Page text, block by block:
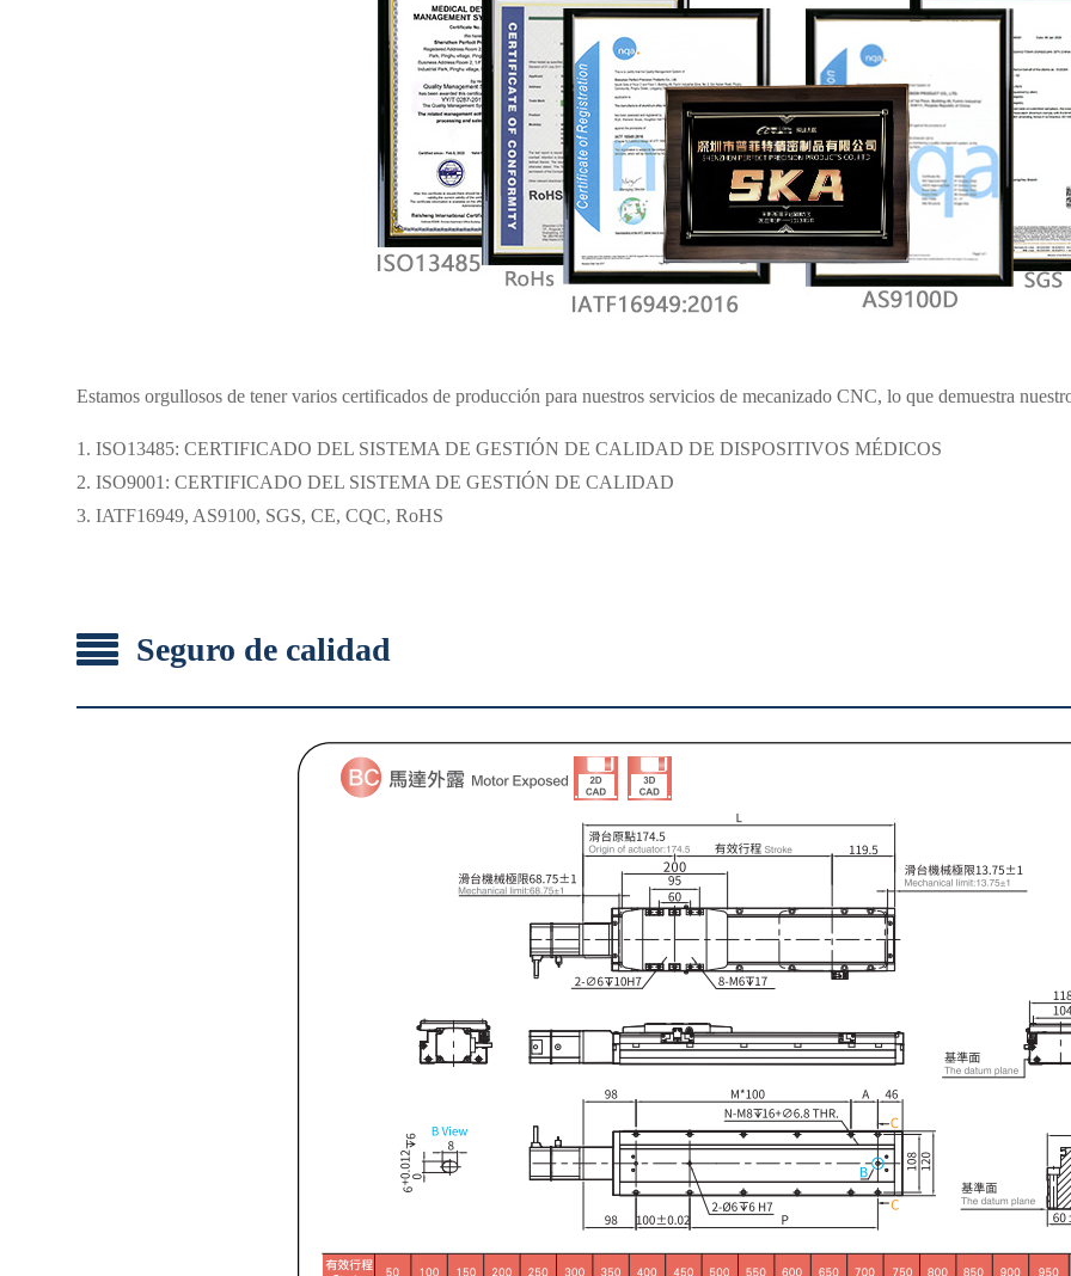
Estamos orgullosos de tener varios certificados de producción para nuestros servicios de mecanizado CNC, lo que demuestra
1. ISO13485: CERTIFICADO DEL SISTEMA DE GESTIÓN DE CALIDAD DE DISPOSITIVOS MÉDICOS
2. ISO9001: CERTIFICADO DEL SISTEMA DE GESTIÓN DE CALIDAD
3. IATF16949, AS9100, SGS, CE, CQC, RoHS
Seguro de calidad